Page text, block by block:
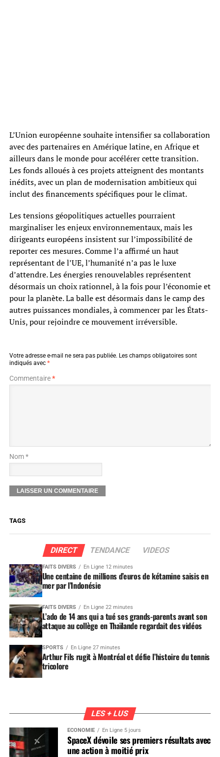
L’Union européenne souhaite intensifier sa collaboration
avec des partenaires en Amérique latine, en Afrique et
ailleurs dans le monde pour accélérer cette transition.
Les fonds alloués à ces projets atteignent des montants
inédits, avec un plan de modernisation ambitieux qui
inclut des financements spécifiques pour le climat.
Les tensions géopolitiques actuelles pourraient
marginaliser les enjeux environnementaux, mais les
dirigeants européens insistent sur l’impossibilité de
reporter ces mesures. Comme l’a affirmé un haut
représentant de l’UE, l’humanité n’a pas le luxe
d’attendre. Les énergies renouvelables représentent
désormais un choix rationnel, à la fois pour l’économie et
pour la planète. La balle est désormais dans le camp des
autres puissances mondiales, à commencer par les États-
Unis, pour rejoindre ce mouvement irréversible.
Votre adresse e-mail ne sera pas publiée. Les champs obligatoires sont
indiqués avec *
Commentaire*
Nom *
TAGS
DIRECT TENDANCE VIDEOS
FAITS DIVERS En Ligne 12 minutes
Une centaine de millions d’euros de kétamine saisis en
mer par l’Indonésie
FAITS DIVERS En Ligne 22 minutes
L’ado de 14 ans qui a tué ses grands-parents avant son
attaque au collège en Thaïlande regardait des vidéos
SPORTS En Ligne 27 minutes
Arthur Fils rugit à Montréal et défie l’histoire du tennis
tricolore
LES + LUS
ÉCONOMIE En Ligne 5 jours
SpaceX dévoile ses premiers résultats avec
une action à moitié prix